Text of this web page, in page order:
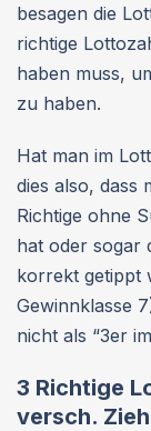
besagen die
richtige
haben muss,
zu haben.
Hat man im
dies also, dass
Richtige ohne
hat oder sogar
korrekt getippt
Gewinnklasse
nicht als “3er
3 Richtige
versch.